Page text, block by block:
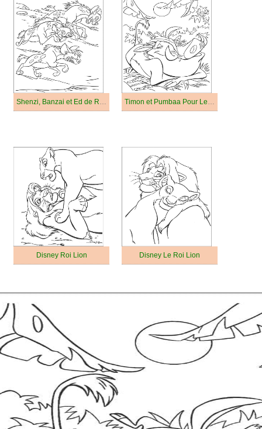
Shenzi, Banzai et Ed de Roi Lion Timon et Pumbaa Pour Les Enfants
Disney Roi Lion Disney Le Roi Lion